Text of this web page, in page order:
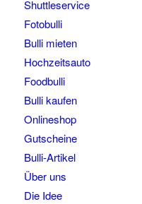
Shuttleservice
Fotobulli
Bulli mieten
Hochzeitsauto
Foodbulli
Bulli kaufen
Onlineshop
Gutscheine
Bulli-Artikel
Über uns
Die Idee